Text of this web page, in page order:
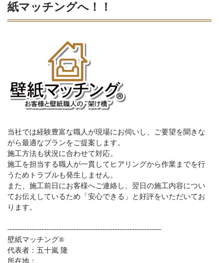
紙マッチングへ！！
当社では経験豊富な職人が現場にお伺いし、ご要望を聞きな
がら最適なプランをご提案します。
施工方法も状況に合わせて対応。
施工を担当する職人が一貫してヒアリングから作業までを行
うためトラブルも発生しません。
また、施工前日にお客様へご連絡し、翌日の施工内容につい
てお伝えしているため「安心できる」と好評をいただいてお
ります。
---------------------------------------------------------------
壁紙マッチング®️
代表者：五十嵐 隆
所在地：